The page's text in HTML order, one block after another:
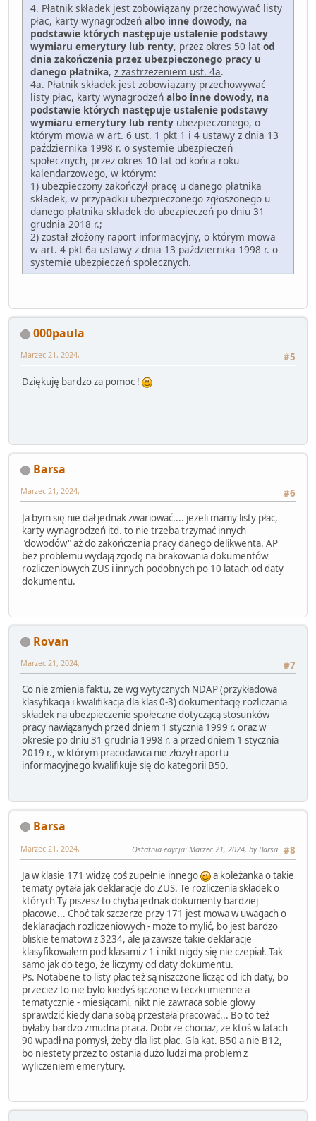
4. Płatnik składek jest zobowiązany przechowywać listy
płac, karty wynagrodzeń albo inne dowody, na
podstawie których następuje ustalenie podstawy
wymiaru emerytury lub renty, przez okres 50 lat od
dnia zakończenia przez ubezpieczonego pracy u
danego płatnika, z zastrzeżeniem ust. 4a.
4a. Płatnik składek jest zobowiązany przechowywać
listy płac, karty wynagrodzeń albo inne dowody, na
podstawie których następuje ustalenie podstawy
wymiaru emerytury lub renty ubezpieczonego, o
którym mowa w art. 6 ust. 1 pkt 1 i 4 ustawy z dnia 13
października 1998 r. o systemie ubezpieczeń
społecznych, przez okres 10 lat od końca roku
kalendarzowego, w którym:
1) ubezpieczony zakończył pracę u danego płatnika
składek, w przypadku ubezpieczonego zgłoszonego u
danego płatnika składek do ubezpieczeń po dniu 31
grudnia 2018 r.;
2) został złożony raport informacyjny, o którym mowa
w art. 4 pkt 6a ustawy z dnia 13 października 1998 r. o
systemie ubezpieczeń społecznych.
000paula
#5
Marzec 21, 2024,
Dziękuję bardzo za pomoc !
Barsa
#6
Marzec 21, 2024,
Ja bym się nie dał jednak zwariować.... jeżeli mamy listy płac,
karty wynagrodzeń itd. to nie trzeba trzymać innych
"dowodów" aż do zakończenia pracy danego delikwenta. AP
bez problemu wydają zgodę na brakowania dokumentów
rozliczeniowych ZUS i innych podobnych po 10 latach od daty
dokumentu.
Rovan
#7
Marzec 21, 2024,
Co nie zmienia faktu, ze wg wytycznych NDAP (przykładowa
klasyfikacja i kwalifikacja dla klas 0-3) dokumentację rozliczania
składek na ubezpieczenie społeczne dotyczącą stosunków
pracy nawiązanych przed dniem 1 stycznia 1999 r. oraz w
okresie po dniu 31 grudnia 1998 r. a przed dniem 1 stycznia
2019 r., w którym pracodawca nie złożył raportu
informacyjnego kwalifikuje się do kategorii B50.
Barsa
#8
Marzec 21, 2024, Ostatnia edycja: Marzec 21, 2024, by Barsa
Ja w klasie 171 widzę coś zupełnie innego
a koleżanka o takie
tematy pytała jak deklaracje do ZUS. Te rozliczenia składek o
których Ty piszesz to chyba jednak dokumenty bardziej
płacowe... Choć tak szczerze przy 171 jest mowa w uwagach o
deklaracjach rozliczeniowych - może to mylić, bo jest bardzo
bliskie tematowi z 3234, ale ja zawsze takie deklaracje
klasyfikowałem pod klasami z 1 i nikt nigdy się nie czepiał. Tak
samo jak do tego, że liczymy od daty dokumentu.
Ps. Notabene to listy płac też są niszczone licząc od ich daty, bo
przecież to nie było kiedyś łączone w teczki imienne a
tematycznie - miesiącami, nikt nie zawraca sobie głowy
sprawdzić kiedy dana sobą przestała pracować... Bo to też
byłaby bardzo żmudna praca. Dobrze chociaż, że ktoś w latach
90 wpadł na pomysł, żeby dla list płac. Gla kat. B50 a nie B12,
bo niestety przez to ostania dużo ludzi ma problem z
wyliczeniem emerytury.